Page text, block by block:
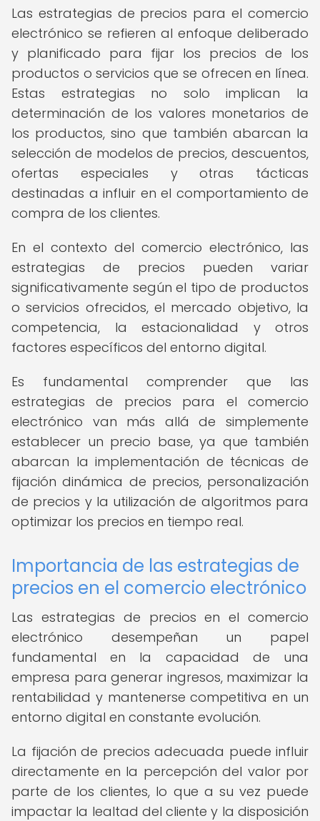
Las estrategias de precios para el comercio
electrónico se refieren al enfoque deliberado
y planificado para fijar los precios de los
productos o servicios que se ofrecen en línea.
Estas estrategias no solo implican la
determinación de los valores monetarios de
los productos, sino que también abarcan la
selección de modelos de precios, descuentos,
ofertas especiales y otras tácticas
destinadas a influir en el comportamiento de
compra de los clientes.
En el contexto del comercio electrónico, las
estrategias de precios pueden variar
significativamente según el tipo de productos
o servicios ofrecidos, el mercado objetivo, la
competencia, la estacionalidad y otros
factores específicos del entorno digital.
Es fundamental comprender que las
estrategias de precios para el comercio
electrónico van más allá de simplemente
establecer un precio base, ya que también
abarcan la implementación de técnicas de
fijación dinámica de precios, personalización
de precios y la utilización de algoritmos para
optimizar los precios en tiempo real.
Importancia de las estrategias de
precios en el comercio electrónico
Las estrategias de precios en el comercio
electrónico desempeñan un papel
fundamental en la capacidad de una
empresa para generar ingresos, maximizar la
rentabilidad y mantenerse competitiva en un
entorno digital en constante evolución.
La fijación de precios adecuada puede influir
directamente en la percepción del valor por
parte de los clientes, lo que a su vez puede
impactar la lealtad del cliente y la disposición